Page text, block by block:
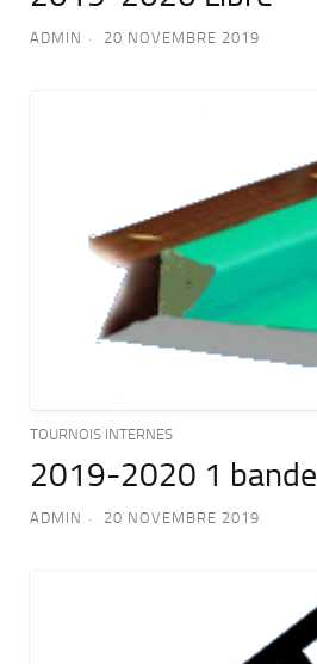
ADMIN 20 NOVEMBRE 2019
TOURNOIS INTERNES
2019-2020 1 bande
ADMIN 20 NOVEMBRE 2019